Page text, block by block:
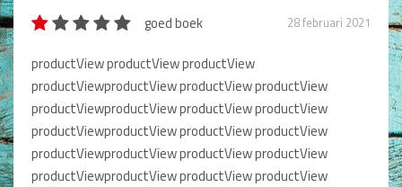
goed boek 28 februari 2021
productView productView productView
productViewproductView productView productView
productViewproductView productView productView
productViewproductView productView productView
productViewproductView productView productView
productViewproductView productView productView